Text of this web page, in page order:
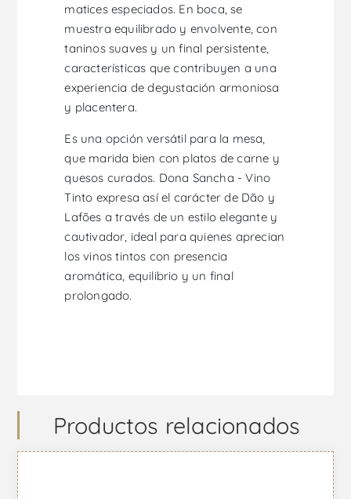
matices especiados. En boca, se
muestra equilibrado y envolvente, con
taninos suaves y un final persistente,
características que contribuyen a una
experiencia de degustación armoniosa
y placentera.
Es una opción versátil para la mesa,
que marida bien con platos de carne y
quesos curados. Dona Sancha - Vino
Tinto expresa así el carácter de Dão y
Lafões a través de un estilo elegante y
cautivador, ideal para quienes aprecian
los vinos tintos con presencia
aromática, equilibrio y un final
prolongado.
Productos relacionados